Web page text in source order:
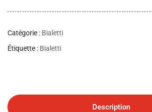
Catégorie : Bialetti
Étiquette : Bialetti
Description